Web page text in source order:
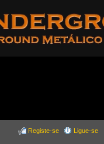
Ligue-se
Registe-se